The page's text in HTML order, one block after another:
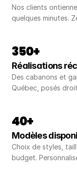
Nos clients
quelques minutes.
350+
Réalisations
Des cabanons et
Québec, posés
40+
Modèles
Choix de styles,
budget.